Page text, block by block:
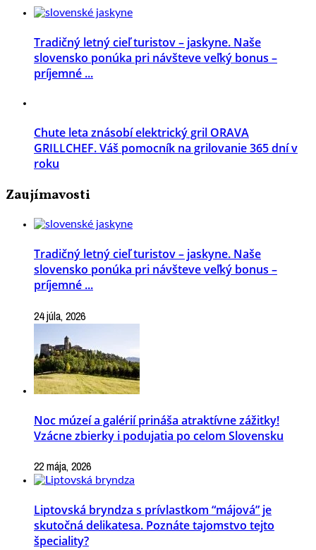
Tradičný letný cieľ turistov – jaskyne. Naše
slovensko ponúka pri návšteve veľký bonus –
príjemné ...
Chute leta znásobí elektrický gril ORAVA
GRILLCHEF. Váš pomocník na grilovanie 365 dní v
roku
Zaujímavosti
Tradičný letný cieľ turistov – jaskyne. Naše
slovensko ponúka pri návšteve veľký bonus –
príjemné ...
24 júla, 2026
Noc múzeí a galérií prináša atraktívne zážitky!
Vzácne zbierky i podujatia po celom Slovensku
22 mája, 2026
Liptovská bryndza s prívlastkom “májová” je
skutočná delikatesa. Poznáte tajomstvo tejto
špeciality?